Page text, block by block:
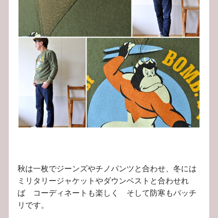
秋は一枚でジーンズやチノパンツと合わせ、冬には
ミリタリージャケットやダウンベストと合わせれ
ば コーディネートも楽しく そして防寒もバッチ
リです。